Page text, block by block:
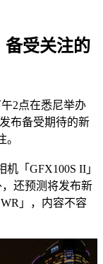
备受关注的
2点在悉尼举办
布备受期待的新
「GFX100S II」
还预测将发布新
」，内容不容